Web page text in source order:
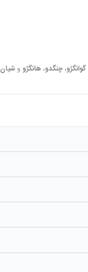
گوانگژو،چنگدو، هانگژو وشیان